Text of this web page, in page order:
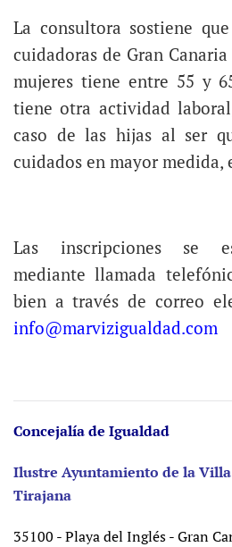
La consultora sostiene
cuidadoras de Gran
mujeres tiene entre 55 y
tiene otra actividad
caso de las hijas al ser
cuidados en mayor medida,
Las inscripciones se
mediante llamada
bien a través de correo
info@marvizigualdad.com
Concejalía de Igualdad
Ilustre Ayuntamiento de la
Tirajana
35100 - Playa del Inglés - Gran